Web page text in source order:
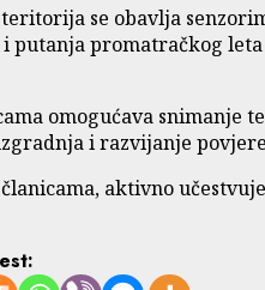
se obavlja
promatračkog
omogućava
i razvijanje
aktivno